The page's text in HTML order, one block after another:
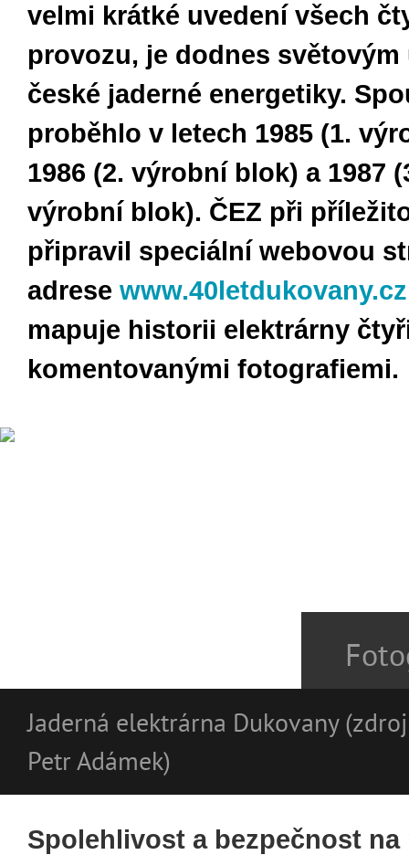
velmi krátké uvedení všech
provozu, je dodnes světovým
české jaderné energetiky.
proběhlo v letech 1985 (1.
1986 (2. výrobní blok) a 1987
výrobní blok). ČEZ při
připravil speciální webovou
adrese www.40letdukovany.cz
mapuje historii elektrárny
komentovanými
Jaderná elektrárna Dukovany
Petr Adámek)
Spolehlivost a bezpečnost na